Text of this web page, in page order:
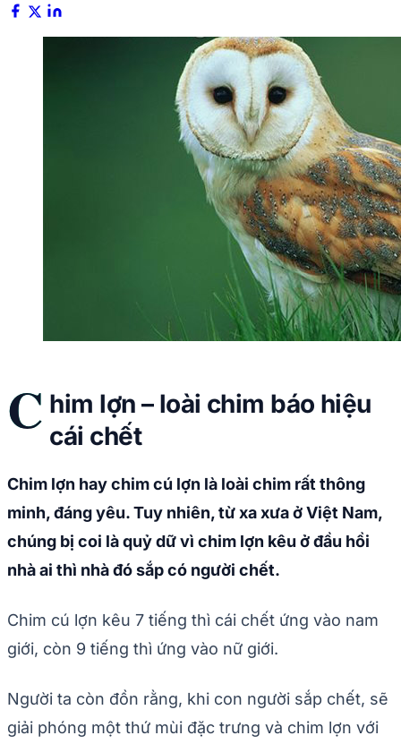
C him lợn – loài chim báo hiệu
cái chết
Chim lợn hay chim cú lợn là loài chim rất thông
minh, đáng yêu. Tuy nhiên, từ xa xưa ở Việt Nam,
chúng bị coi là quỷ dữ vì chim lợn kêu ở đầu hồi
nhà ai thì nhà đó sắp có người chết.
Chim cú lợn kêu 7 tiếng thì cái chết ứng vào nam
giới, còn 9 tiếng thì ứng vào nữ giới.
Người ta còn đồn rằng, khi con người sắp chết, sẽ
giải phóng một thứ mùi đặc trưng và chim lợn với